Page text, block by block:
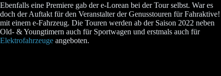
Ebenfalls eine Premiere gab der e-Lorean bei der Tour selbst. War es
doch der Auftakt für den Veranstalter der Genusstouren für Fahraktive!
mit einem e-Fahrzeug. Die Touren werden ab der Saison 2022 neben
Old- & Youngtimern auch für Sportwagen und erstmals auch für
Elektrofahrzeuge angeboten.